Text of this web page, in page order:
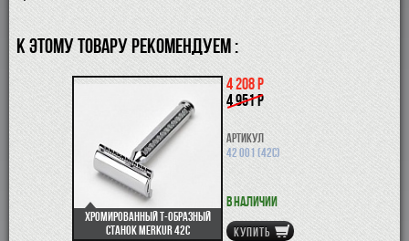
К ЭТОМУ ТОВАРУ РЕКОМЕНДУЕМ :
Хромированный Т-образный
станок Merkur 42C
4 208 р
4 951 р
Артикул
42 001 (42С)
В наличии
КУПИТЬ